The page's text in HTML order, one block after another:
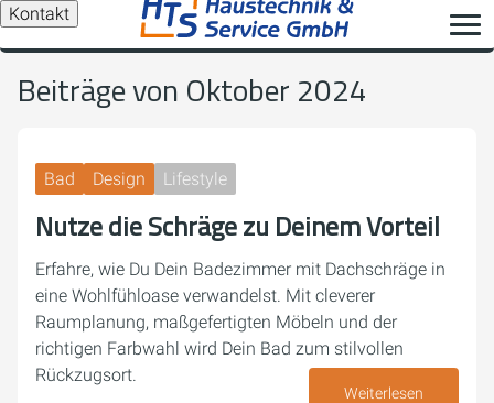
Kontakt
Beiträge von Oktober 2024
Bad Design Lifestyle
Nutze die Schräge zu Deinem Vorteil
Erfahre, wie Du Dein Badezimmer mit Dachschräge in
eine Wohlfühloase verwandelst. Mit cleverer
Raumplanung, maßgefertigten Möbeln und der
richtigen Farbwahl wird Dein Bad zum stilvollen
Rückzugsort.
Weiterlesen